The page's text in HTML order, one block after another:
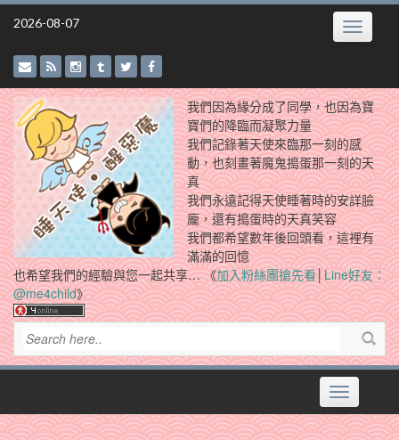
Skip
2026-08-07 Toggle
我們因為緣分成了同學，也因為寶
寶們的降臨而凝聚力量
我們記錄著天使來臨那一刻的感
動，也刻畫著魔鬼搗蛋那一刻的天
真
我們永遠記得天使睡著時的安詳臉
龐，還有搗蛋時的天真笑容
我們都希望數年後回頭看，這裡有
滿滿的回憶
也希望我們的經驗與您一起共享… 《加入粉絲團搶先看│Line好友：
@me4child》
Toggle
navigation